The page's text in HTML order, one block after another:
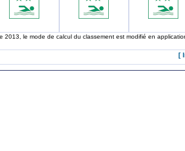
2013, le mode de calcul du classement est modifié en
[